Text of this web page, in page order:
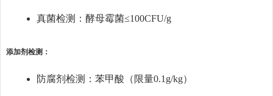
真菌检测：酵母霉菌≤100CFU/g
添加剂检测：
防腐剂检测：苯甲酸（限量0.1g/kg）